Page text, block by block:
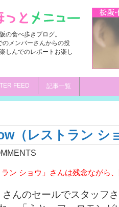
の食べ歩きブログ。
のメンバーさんからの投
しんでのレポートお楽し
FEED 記事一覧
（レストラン シ
ラン ショウ」さんは残念ながら
んのセールでスタッフ